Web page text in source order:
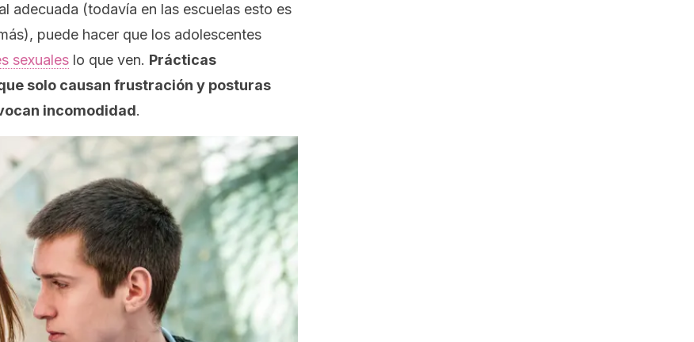
adecuada (todavía en las escuelas esto es
puede hacer que los adolescentes
sexuales lo que ven. Prácticas
solo causan frustración y posturas
incomodidad.